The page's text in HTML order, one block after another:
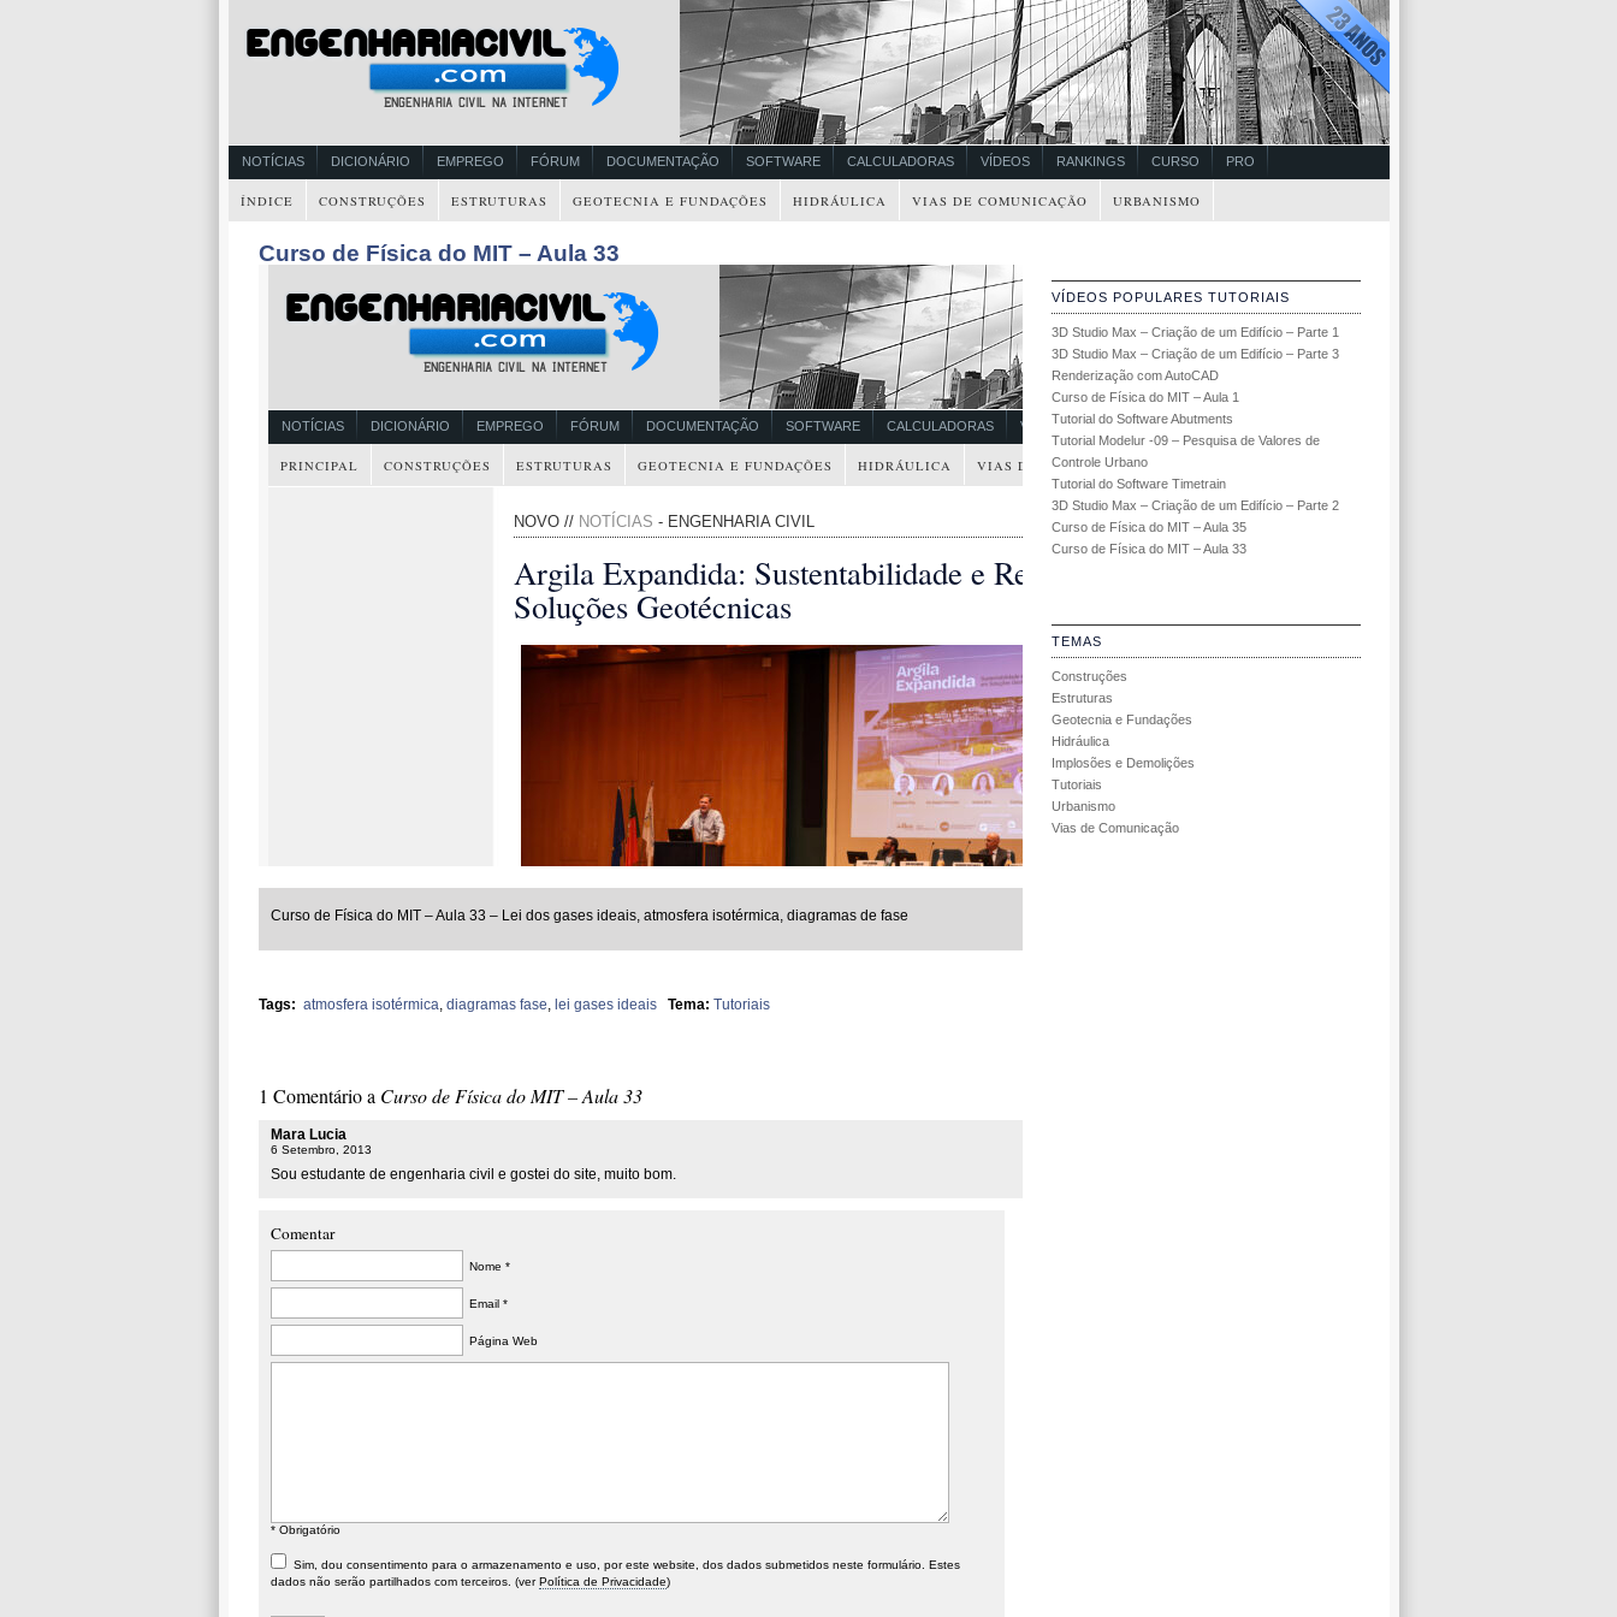
NOTÍCIAS DICIONÁRIO EMPREGO FÓRUM DOCUMENTAÇÃO SOFTWARE CALCULADORAS VÍDEOS RANKINGS CURSO PRO
ÍNDICE CONSTRUÇÕES ESTRUTURAS GEOTECNIA E FUNDAÇÕES HIDRÁULICA VIAS DE COMUNICAÇÃO URBANISMO
Curso de Física do MIT – Aula 33
Curso de Física do MIT – Aula 33 – Lei dos gases ideais, atmosfera isotérmica, diagramas de fase
Tags: atmosfera isotérmica diagramas fase lei gases ideais Tema: Tutoriais
1 Comentário a Curso de Física do MIT – Aula 33
Mara Lucia
6 Setembro, 2013
Sou estudante de engenharia civil e gostei do site, muito bom.
Comentar
Nome *
Email *
Página Web
* Obrigatório
Sim, dou consentimento para o armazenamento e uso, por este website, dos dados submetidos neste formulário. Estes
dados não serão partilhados com terceiros. (verPolítica de Privacidade)
VÍDEOS POPULARES TUTORIAIS
3D Studio Max – Criação de um Edifício – Parte 1
3D Studio Max – Criação de um Edifício – Parte 3
Renderização com AutoCAD
Curso de Física do MIT – Aula 1
Tutorial do Software Abutments
Tutorial Modelur -09 – Pesquisa de Valores de
Controle Urbano
Tutorial do Software Timetrain
3D Studio Max – Criação de um Edifício – Parte 2
Curso de Física do MIT – Aula 35
Curso de Física do MIT – Aula 33
TEMAS
Construções
Estruturas
Geotecnia e Fundações
Hidráulica
Implosões e Demolições
Tutoriais
Urbanismo
Vias de Comunicação